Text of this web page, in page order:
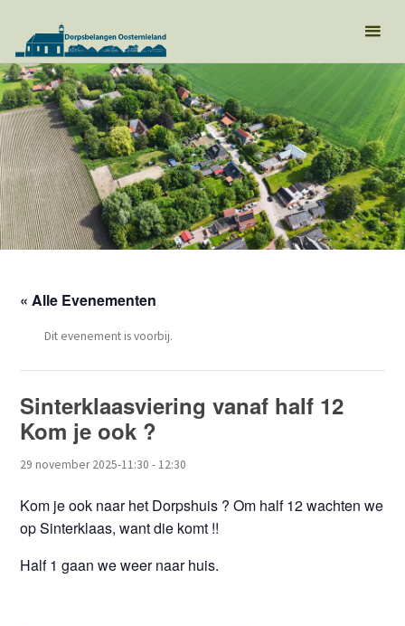
« Alle Evenementen
Dit evenement is voorbij.
Sinterklaasviering vanaf half 12
Kom je ook ?
29 november 2025-11:30 - 12:30
Kom je ook naar het Dorpshuis ? Om half 12 wachten we
op Sinterklaas, want die komt !!
Half 1 gaan we weer naar huis.